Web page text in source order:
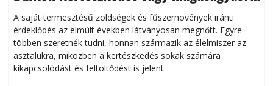
Helytakarékos kertészkedés
A saját termesztésű zöldségek és fűszernövények iránti
érdeklődés az elmúlt években látványosan megnőtt. Egyre
többen szeretnék tudni, honnan származik az élelmiszer az
asztalukra, miközben a kertészkedés sokak számára
kikapcsolódást és feltöltődést is jelent.